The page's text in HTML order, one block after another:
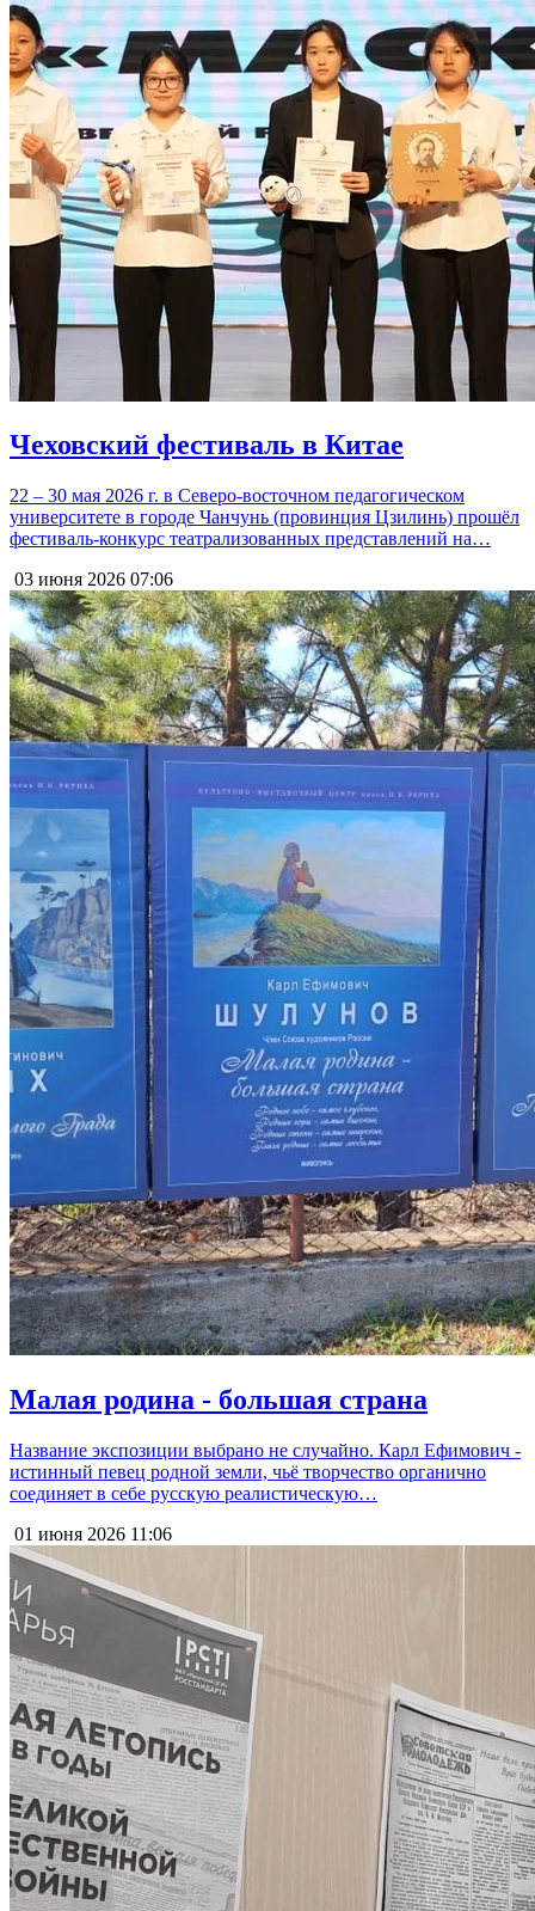
Чеховский фестиваль в Китае
22 – 30 мая 2026 г. в Северо-восточном педагогическом
университете в городе Чанчунь (провинция Цзилинь) прошёл
фестиваль-конкурс театрализованных представлений на…
03 июня 2026 07:06
Малая родина - большая страна
Название экспозиции выбрано не случайно. Карл Ефимович -
истинный певец родной земли, чьё творчество органично
соединяет в себе русскую реалистическую…
01 июня 2026 11:06